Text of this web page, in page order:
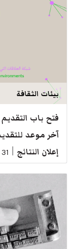
بيئات الثقافة
فتح باب التقديم
آخر موعد
إعلان النتائج 31 / 7 / 2026